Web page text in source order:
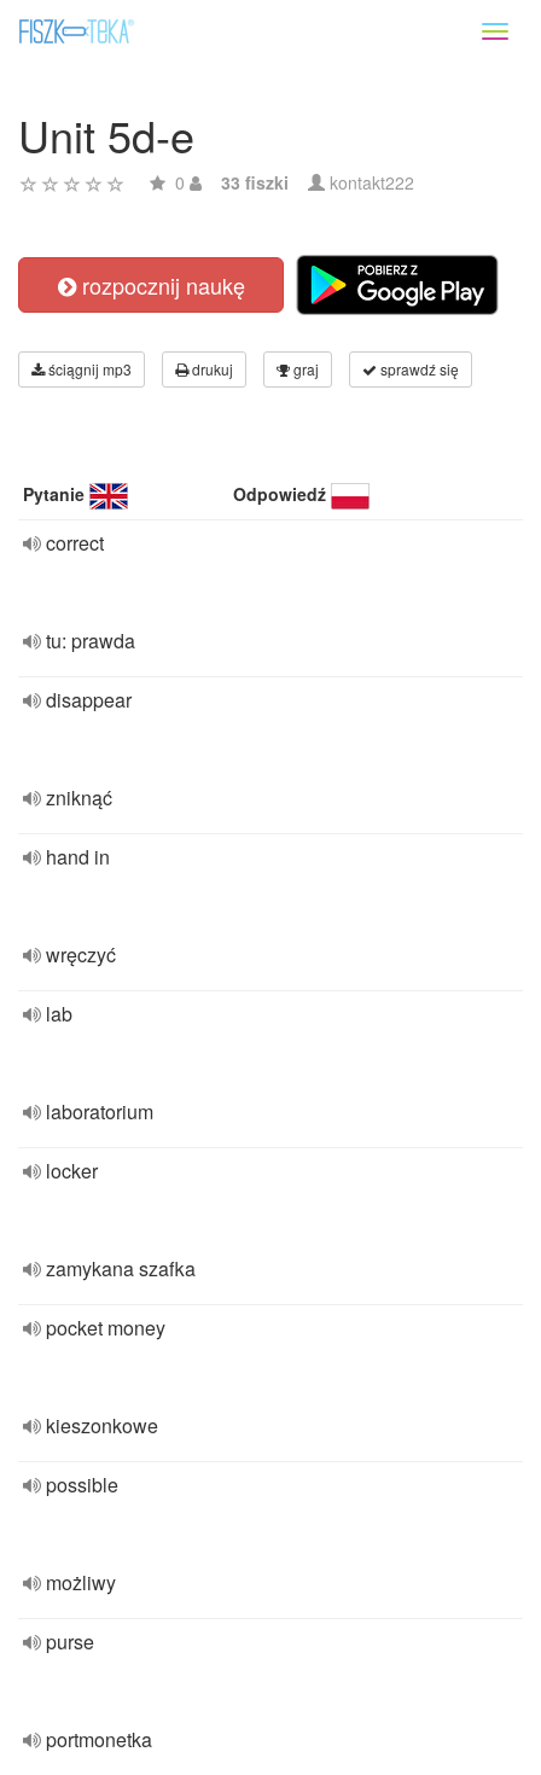
Unit 5d-e
0 33 fiszki kontakt222
rozpocznij naukę
ściągnij mp3 drukuj graj sprawdź się
Pytanie Odpowiedź
correct
tu: prawda
disappear
zniknąć
hand in
wręczyć
lab
laboratorium
locker
zamykana szafka
pocket money
kieszonkowe
possible
możliwy
purse
portmonetka